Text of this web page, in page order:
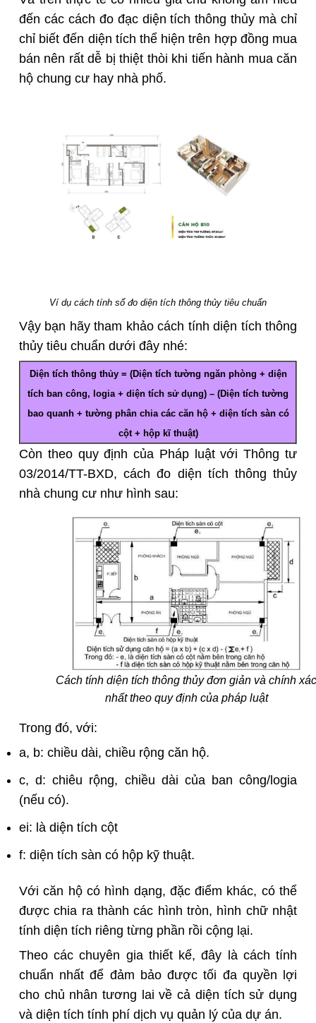
đến các cách đo đạc diện tích thông thủy mà chỉ
chỉ biết đến diện tích thể hiện trên hợp đồng mua
bán nên rất dễ bị thiệt thòi khi tiến hành mua căn
hộ chung cư hay nhà phố.
Ví dụ cách tính số đo diện tích thông thủy tiêu chuẩn
Vậy bạn hãy tham khảo cách tính diện tích thông
thủy tiêu chuẩn dưới đây nhé:
Diện tích thông thủy = (Diện tích tường ngăn phòng + diện
tích ban công, logia + diện tích sử dụng) – (Diện tích tường
bao quanh + tường phân chia các căn hộ + diện tích sàn có
cột + hộp kĩ thuật)
Còn theo quy định của Pháp luật với Thông tư
03/2014/TT-BXD, cách đo diện tích thông thủy
nhà chung cư như hình sau:
Cách tính diện tích thông thủy đơn giản và chính xác
nhất theo quy định của pháp luật
Trong đó, với:
a, b: chiều dài, chiều rộng căn hộ.
c, d: chiêu rộng, chiều dài của ban công/logia
(nếu có).
ei: là diện tích cột
f: diện tích sàn có hộp kỹ thuật.
Với căn hộ có hình dạng, đặc điểm khác, có thể
được chia ra thành các hình tròn, hình chữ nhật
tính diện tích riêng từng phần rồi cộng lại.
Theo các chuyên gia thiết kế, đây là cách tính
chuẩn nhất để đảm bảo được tối đa quyền lợi
cho chủ nhân tương lai về cả diện tích sử dụng
và diện tích tính phí dịch vụ quản lý của dự án.